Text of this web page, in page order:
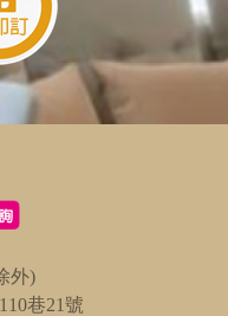
外)
巷21號